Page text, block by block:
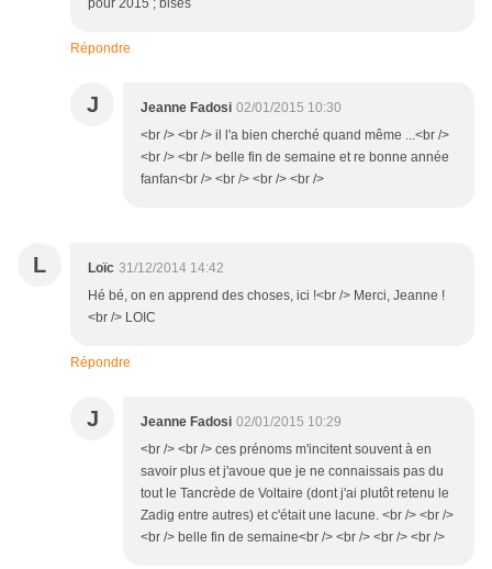
pour 2015 ; bises
Répondre
J Jeanne Fadosi 02/01/2015 10:30
<br /> <br /> il l'a bien cherché quand même ...<br />
<br /> <br /> belle fin de semaine et re bonne année
fanfan<br /> <br /> <br /> <br />
L Loïc 31/12/2014 14:42
Hé bé, on en apprend des choses, ici !<br /> Merci, Jeanne !
<br /> LOIC
Répondre
J Jeanne Fadosi 02/01/2015 10:29
<br /> <br /> ces prénoms m'incitent souvent à en
savoir plus et j'avoue que je ne connaissais pas du
tout le Tancrède de Voltaire (dont j'ai plutôt retenu le
Zadig entre autres) et c'était une lacune. <br /> <br />
<br /> belle fin de semaine<br /> <br /> <br /> <br />